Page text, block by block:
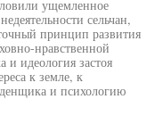
ущемленное
сельчан,
принцип развития
нравственной
и идеология застоя
к земле, к
и психологию